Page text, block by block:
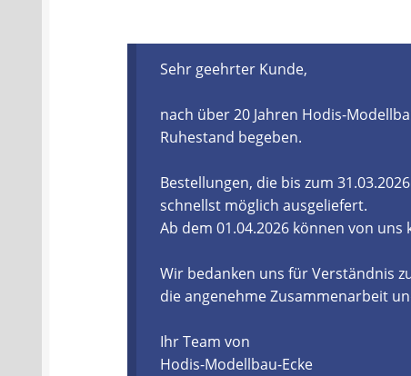
Öle- und Schmierstoff Verordnung
Datenschutzerklärung Impressum
Sehr geehrter Kunde,
nach über 20 Jahren Hodis-
Ruhestand begeben.
Bestellungen, die bis zum
schnellst möglich ausgeliefert.
Ab dem 01.04.2026 können von
Wir bedanken uns für Verständnis
die angenehme Zusammenarbeit
Ihr Team von
Hodis-Modellbau-Ecke